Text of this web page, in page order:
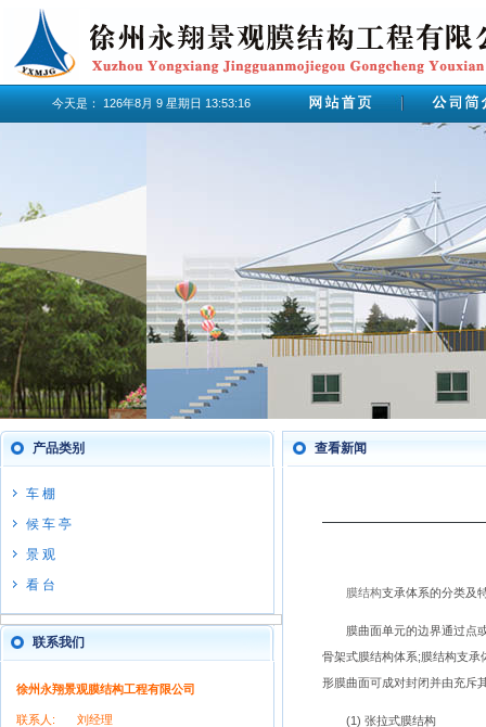
今天是： 126年8月 9 星期日 13:53:16
产品类别
车 棚
候 车 亭
景 观
看 台
联系我们
徐州永翔景观膜结构工程有限公司
联系人: 刘经理
查
膜结构支承体系的分类及
膜曲面单元的边界通过点或
骨架式膜结构体系;膜结构支承
形膜曲面可成对封闭并由充斥
(1) 张拉式膜结构